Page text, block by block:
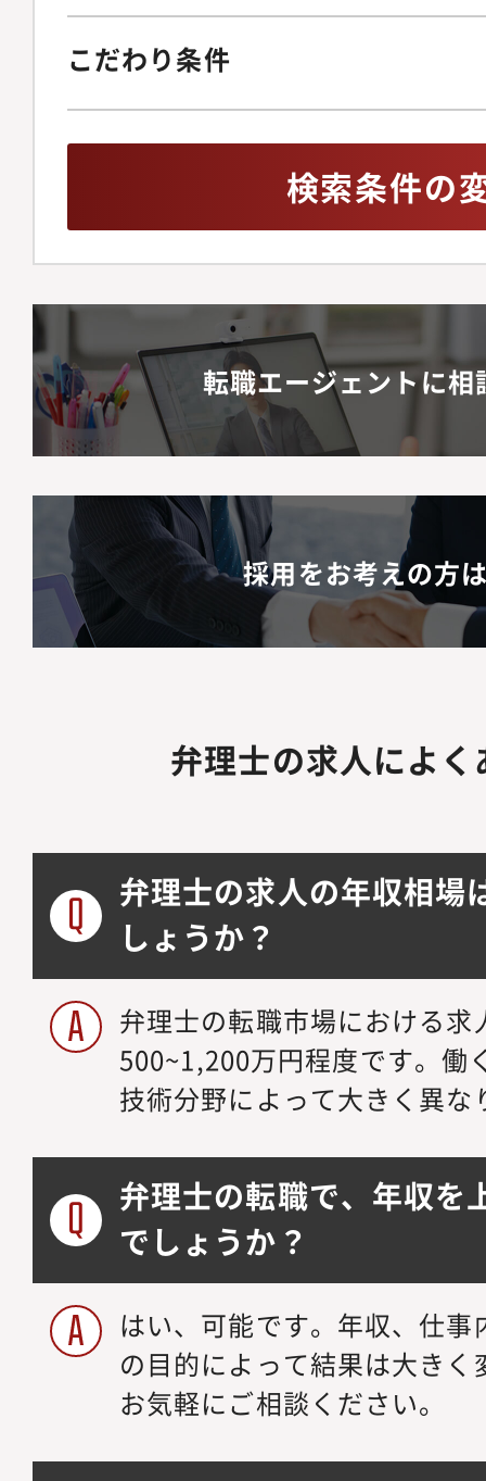
こだわり条件
検索条件の
転職エージェントに相
採用をお考えの方
弁理士の求人によ
弁理士の求人の年収相場
しょうか？
弁理士の転職市場における求
500~1,200万円程度です。働
技術分野によって大きく異な
弁理士の転職で、年収を
でしょうか？
はい、可能です。年収、仕
の目的によって結果は大き
お気軽にご相談ください。